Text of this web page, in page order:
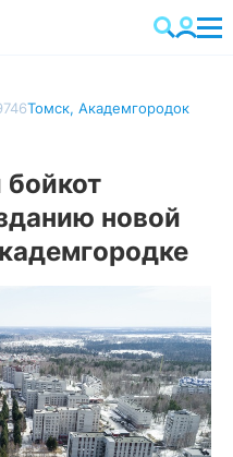
Томск, Академгородок
новой